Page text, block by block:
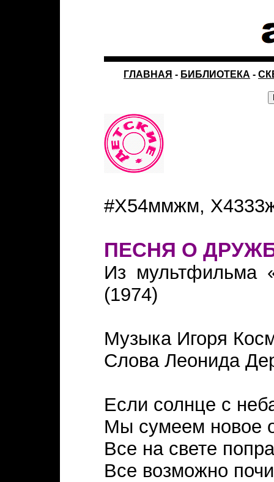
ГЛАВНАЯ - БИБЛИОТЕКА -
#Х54ммжм,
ПЕСНЯ О
Из мультфильма
(1974)
Музыка Игоря
Слова Леонида
Если солнце с
Мы сумеем новое
Все на свете
Все возможно